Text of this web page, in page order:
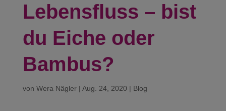
Lebensfluss – bist
du Eiche oder
Bambus?
von Wera Nägler| Aug. 24, 2020 | Blog